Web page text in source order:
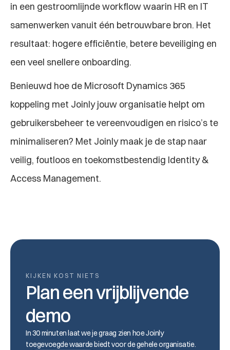
in een gestroomlijnde workflow waarin HR en IT
samenwerken vanuit één betrouwbare bron. Het
resultaat: hogere efficiëntie, betere beveiliging en
een veel snellere onboarding.
Benieuwd hoe de Microsoft Dynamics 365
koppeling met Joinly jouw organisatie helpt om
gebruikersbeheer te vereenvoudigen en risico’s te
minimaliseren? Met Joinly maak je de stap naar
veilig, foutloos en toekomstbestendig Identity &
Access Management.
KIJKEN KOST NIETS
Plan een vrijblijvende
demo
In 30 minuten laat we je graag zien hoe Joinly
toegevoegde waarde biedt voor de gehele organisatie.